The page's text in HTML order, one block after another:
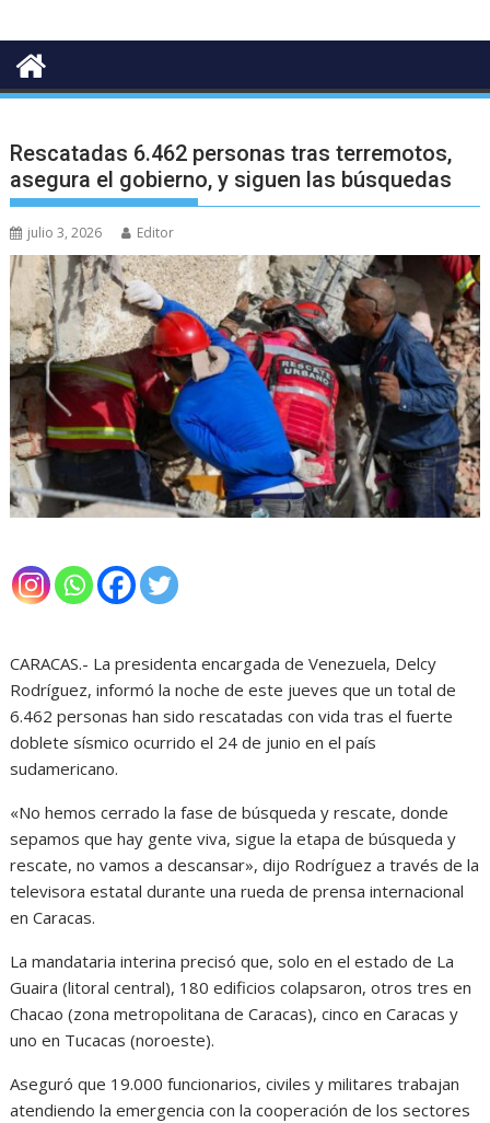
Rescatadas 6.462 personas tras terremotos,
asegura el gobierno, y siguen las búsquedas
julio 3, 2026 Editor
CARACAS.- La presidenta encargada de Venezuela, Delcy
Rodríguez, informó la noche de este jueves que un total de
6.462 personas han sido rescatadas con vida tras el fuerte
doblete sísmico ocurrido el 24 de junio en el país
sudamericano.
«No hemos cerrado la fase de búsqueda y rescate, donde
sepamos que hay gente viva, sigue la etapa de búsqueda y
rescate, no vamos a descansar», dijo Rodríguez a través de la
televisora estatal durante una rueda de prensa internacional
en Caracas.
La mandataria interina precisó que, solo en el estado de La
Guaira (litoral central), 180 edificios colapsaron, otros tres en
Chacao (zona metropolitana de Caracas), cinco en Caracas y
uno en Tucacas (noroeste).
Aseguró que 19.000 funcionarios, civiles y militares trabajan
atendiendo la emergencia con la cooperación de los sectores